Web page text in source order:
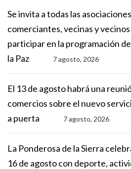
Se invita a todas las
comerciantes, vecinas y
participar en la programación
la Paz
7 agosto, 2026
El 13 de agosto habrá una
comercios sobre el nuevo
a puerta
7 agosto, 2026
La Ponderosa de la Sierra
16 de agosto con deporte,